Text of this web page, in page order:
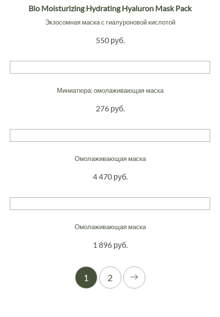
Bio Moisturizing Hydrating Hyaluron Mask Pack
Экзосомная маска с гиалуроновой кислотой
550 руб.
Миниатюра: омолаживающая маска
276 руб.
Омолаживающая маска
4 470 руб.
Омолаживающая маска
1 896 руб.
1 2